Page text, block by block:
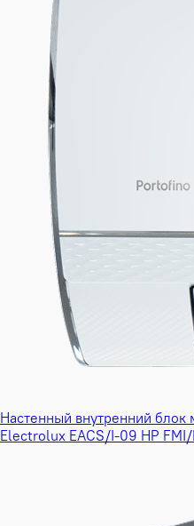
Настенный внутренний блок
Electrolux EACS/I-09 HP